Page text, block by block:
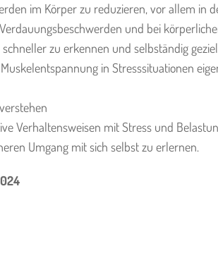
im Körper zu reduzieren, vor allem in
und bei
zu erkennen und selbständig
in Stresssituationen
Verhaltensweisen mit Stress und
Umgang mit sich selbst zu erlernen.